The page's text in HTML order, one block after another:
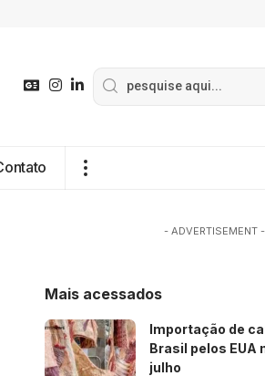
- ADVERTISEMENT -
Mais acessados
Importação de
Brasil pelos EUA
julho